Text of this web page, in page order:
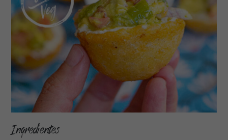
Ingredientes